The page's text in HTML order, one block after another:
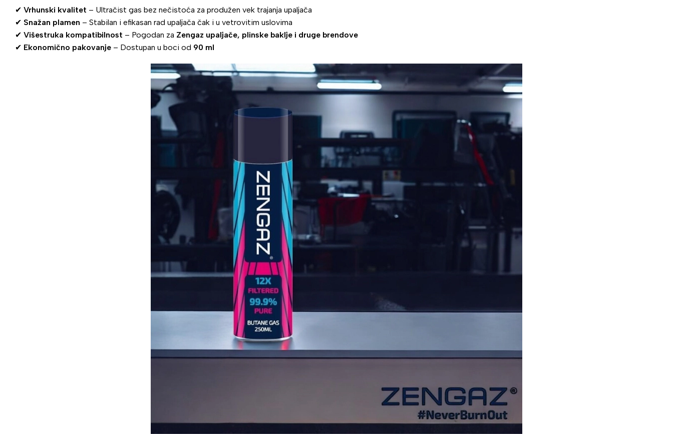
✔ Vrhunski kvalitet – Ultračist gas bez nečistoća za produžen vek trajanja upaljača
✔ Snažan plamen – Stabilan i efikasan rad upaljača čak i u vetrovitim uslovima
✔ Višestruka kompatibilnost – Pogodan za Zengaz upaljače, plinske baklje i druge brendove
✔ Ekonomično pakovanje – Dostupan u boci od 90 ml